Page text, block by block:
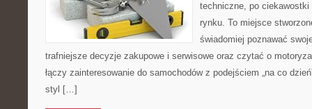
techniczne, po
rynku. To miejsce
świadomiej poznawać
trafniejsze decyzje zakupowe i serwisowe oraz czytać o
łączy zainteresowanie do samochodów z podejściem „na co
styl […]